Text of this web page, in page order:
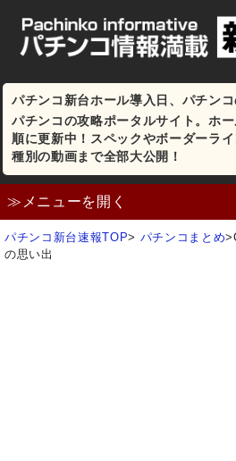
パチンコ新台ホール導入日、パチン
パチンコの攻略ポータルサイト。ホ
順に更新中！スペックやボーダーラ
種別の動画まで全部大公開！
≫メニューを開く
パチンコ新台速報TOP> パチンコまとめ>
の思い出